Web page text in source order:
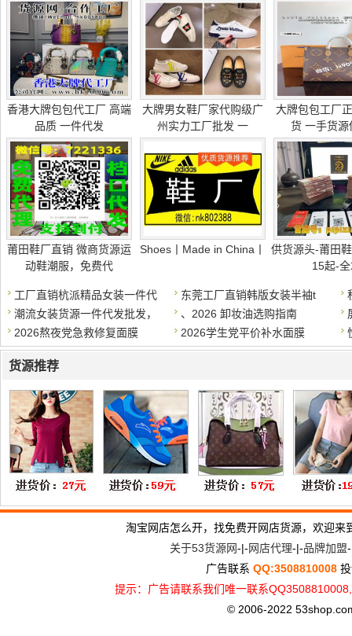
香港大牌包包代工厂 高端
品质 一件代发
大牌男女鞋厂家代购级广
州实力工厂批发 一
大牌包包工厂
货 一手货源
莆田鞋厂直销 微商货源运
动鞋潮服，免费代
Shoes丨Made in China丨
供货源头-莆田
15起-
工厂直销杭派精品女装一件代 东莞工厂直销韩版女装半袖t
潮流女装货源一件代发批发，
、2026 卸妆油选购指南
2026熬夜党急救修复面膜
2026学生党平价补水面膜
货源推荐
淘宝网店怎么开，找免费开网店货源，欢迎
关于53货源网-|-网店代理-|-品牌加盟
广告联系 QQ:3508810008
提示：广告请联系我们唯一联系
© 2006-2022